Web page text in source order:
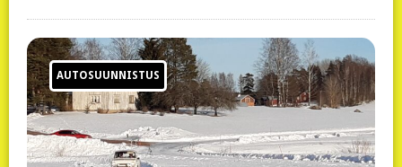
AUTOSUUNNISTUS